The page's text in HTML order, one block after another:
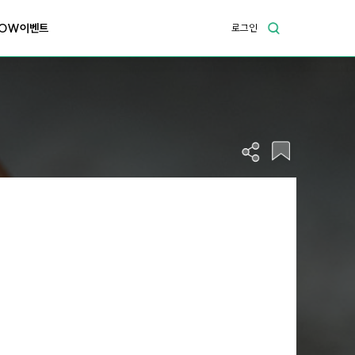
이벤트 로그인